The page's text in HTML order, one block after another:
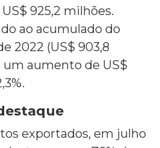
925,2 milhões.
ao acumulado do
2022 (US$ 903,8
um aumento de US$
exportados, em julho